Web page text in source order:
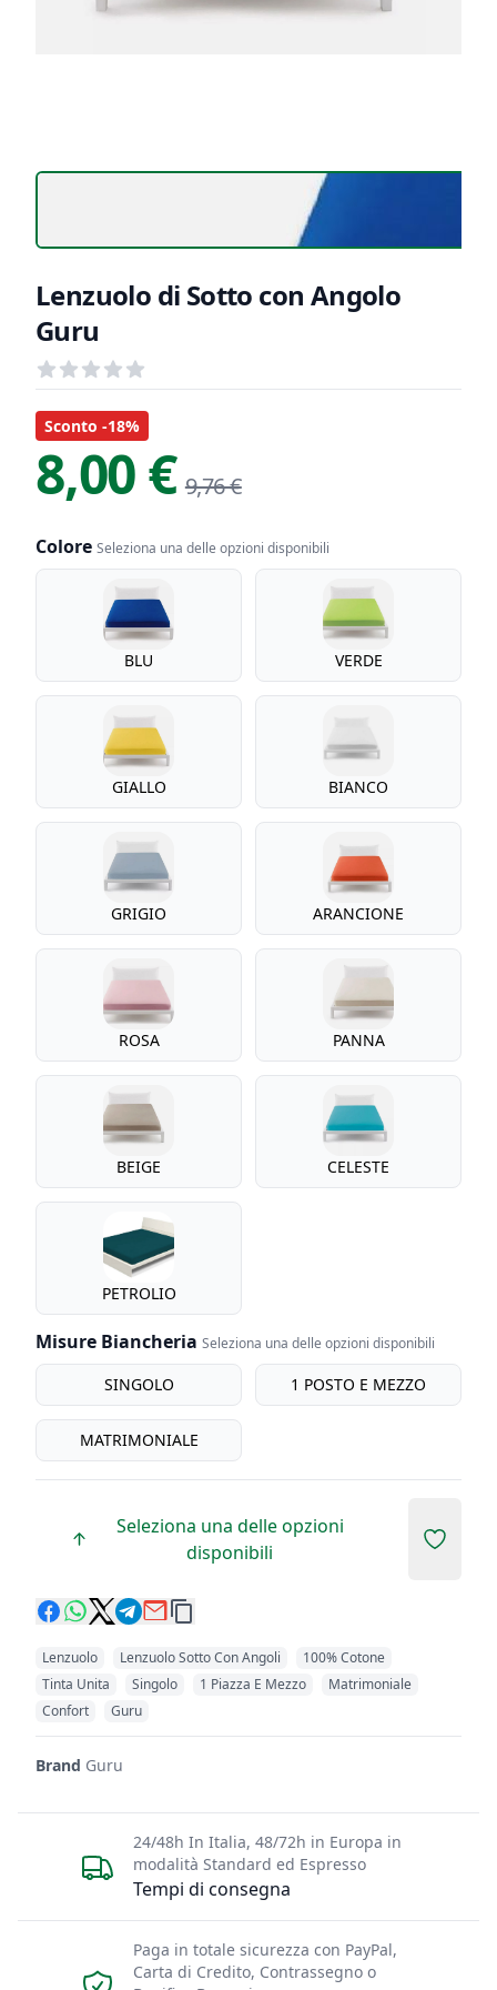
Lenzuolo di Sotto con Angolo
Guru
Recensioni
out of 5 stars
Informazioni Prodotto
Descrizione riassuntiva
Sconto -18%
8,00 € 9,76 €
Colore Seleziona una delle opzioni disponibili
Colore
BLU VERDE
GIALLO BIANCO
GRIGIO ARANCIONE
ROSA PANNA
BEIGE CELESTE
PETROLIO
Misure Biancheria Seleziona una delle opzioni disponibili
misure biancheria
SINGOLO 1 POSTO E MEZZO
MATRIMONIALE
Seleziona una delle opzioni
disponibili
Add to
Lenzuolo Lenzuolo Sotto Con Angoli
100% Cotone
Tinta Unita
Singolo 1 Piazza E Mezzo
Matrimoniale
Confort
Guru
Brand Guru
Tempi di consegna
24/48h In Italia, 48/72h in Europa in
modalità Standard ed Espresso
Paga in totale sicurezza con PayPal,
Carta di Credito, Contrassegno o